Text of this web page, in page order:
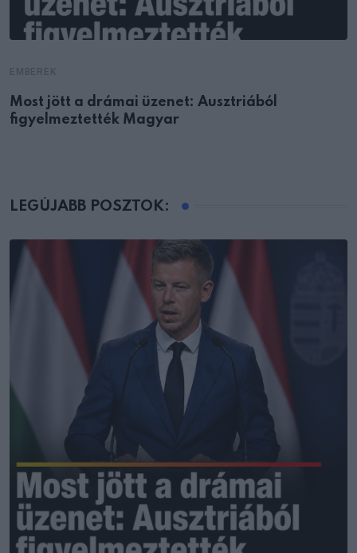
Most jött a drámai üzenet: Ausztriából
figyelmeztették Magyar
LEGÚJABB POSZTOK: